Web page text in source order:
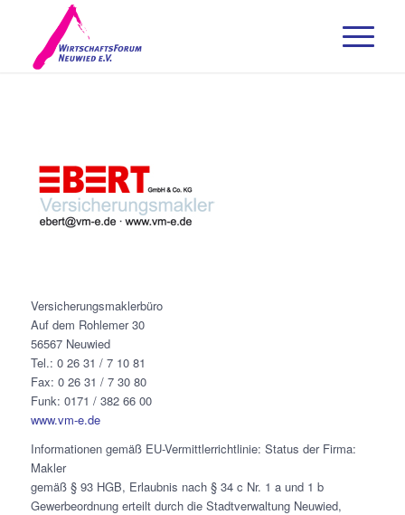
Versicherungsmaklerbüro
Auf dem Rohlemer 30
56567 Neuwied
Tel.: 0 26 31 / 7 10 81
Fax: 0 26 31 / 7 30 80
Funk: 0171 / 382 66 00
www.vm-e.de
Informationen gemäß EU-Vermittlerrichtlinie: Status der Firma:
Makler
gemäß § 93 HGB, Erlaubnis nach § 34 c Nr. 1 a und 1 b
Gewerbeordnung erteilt durch die Stadtverwaltung Neuwied,